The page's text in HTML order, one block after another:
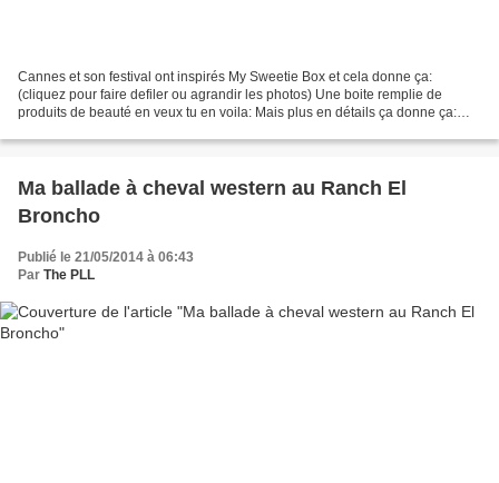
Cannes et son festival ont inspirés My Sweetie Box et cela donne ça:
(cliquez pour faire defiler ou agrandir les photos) Une boite remplie de
produits de beauté en veux tu en voila: Mais plus en détails ça donne ça:
Ma ballade à cheval western au Ranch El
Broncho
Publié le 21/05/2014 à 06:43
Par The PLL